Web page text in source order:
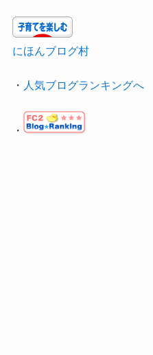
にほんブログ村
・ 人気ブログランキングへ
・